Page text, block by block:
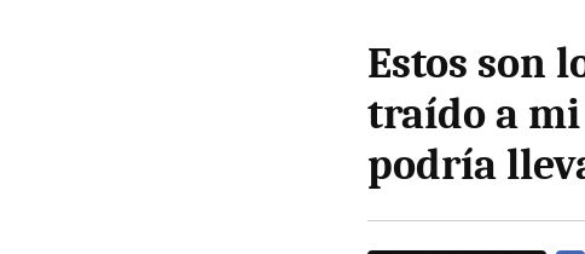
Estos son
traído a mi
podría